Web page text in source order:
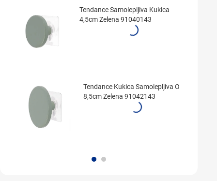
Tendance Samolepljiva Kukica
4,5cm Zelena 91040143
Tendance Kukica Samolepljiva O
8,5cm Zelena 91042143